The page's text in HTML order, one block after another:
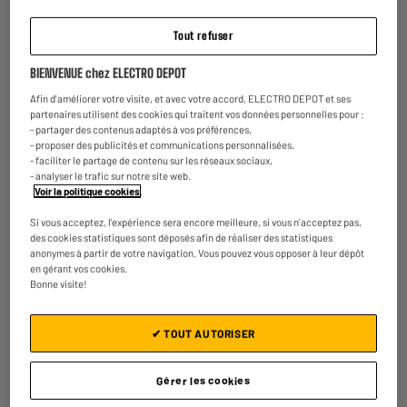
★★★★★
★★★★★
4.1/5(25)
Comparer
Lisseur BE YOU BY-HS mini
Type : Lisseur
Revêtement des plaques : Céramiques
Température maximale (°C) :
6€98
Lisseur Demeliss Kera-Gold XL plaques larges
Type : Lisseur
Température maximale (°C) : 230 °C
Tout refuser
BIENVENUE chez ELECTRO DEPOT
Afin d'améliorer votre visite, et avec votre accord, ELECTRO DEPOT et ses
partenaires utilisent des cookies qui traitent vos données personnelles pour :
- partager des contenus adaptés à vos préférences,
- proposer des publicités et communications personnalisées,
- faciliter le partage de contenu sur les réseaux sociaux,
- analyser le trafic sur notre site web.
Voir la politique cookies.
Si vous acceptez, l'expérience sera encore meilleure, si vous n'acceptez pas,
des cookies statistiques sont déposés afin de réaliser des statistiques
anonymes à partir de votre navigation. Vous pouvez vous opposer à leur dépôt
en gérant vos cookies.
Bonne visite!
Gérer les cookies
✔ TOUT AUTORISER